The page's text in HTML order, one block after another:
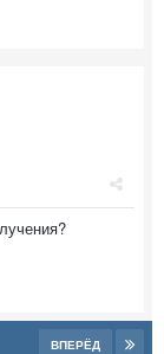
ВПЕРЁД